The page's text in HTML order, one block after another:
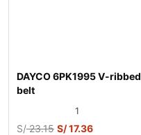
DAYCO 6PK1995 V-ribbed
belt
1
S/23.15 S/17.36